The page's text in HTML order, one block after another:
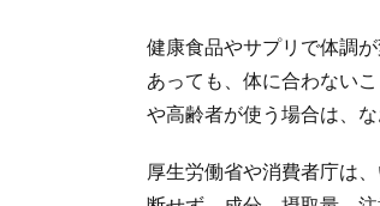
健康食品やサプリで体調
あっても、体に合わない
や高齢者が使う場合は、な
厚生労働省や消費者庁は